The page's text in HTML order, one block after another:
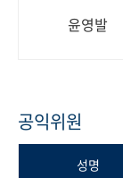
윤영발
공익위원
성명